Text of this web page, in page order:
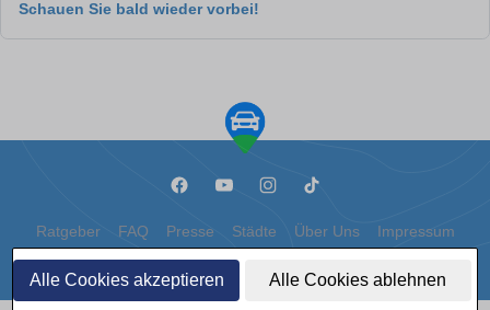
Alle Cookies akzeptieren Alle Cookies ablehnen
Schauen Sie bald wieder vorbei!
Ratgeber FAQ Presse Städte Über Uns Impressum
Datenschutz Cookies